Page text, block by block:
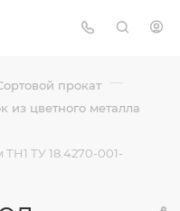
прокат —
из цветного металла
ТУ 18.4270-001-